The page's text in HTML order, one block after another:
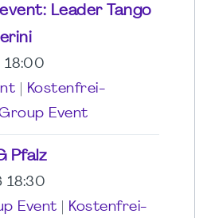
Leader Tango
18:00
Kostenfrei-
Event
Pfalz
18:30
Event
Kostenfrei-